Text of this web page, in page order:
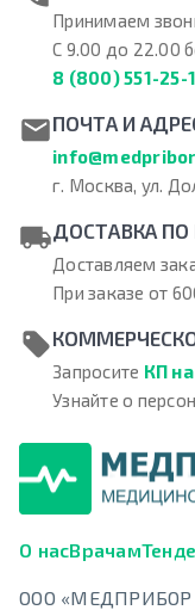
Принимаем
С 9.00 до 22.00
8 (800) 551-25-
ПОЧТА И
г. Москва, ул.
ДОСТАВКА ПО
Доставляем
При заказе от
Запросите КП
Узнайте о
О насВрачам
ООО «МЕДПРИБОР